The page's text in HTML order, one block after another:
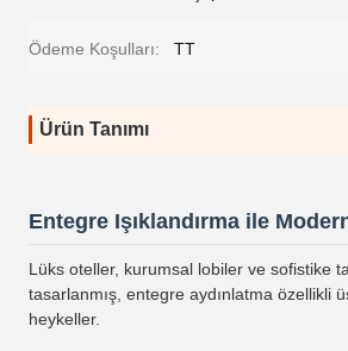
Ödeme Koşulları: TT
Ürün Tanımı
Entegre Işıklandırma ile
Lüks oteller, kurumsal lobiler ve sofistike
tasarlanmış, entegre aydınlatma özellikli
heykeller.